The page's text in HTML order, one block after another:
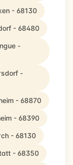
- 68130
- 68480
-
-
- 68870
- 68390
- 68130
- 68350